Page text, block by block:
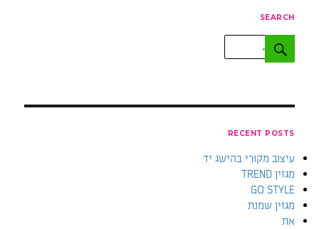
SEARCH
חפש:
RECENT POSTS
עיצוב מקורי בהישג יד
מגזין TREND
GO STYLE
מגזין שמנת
את